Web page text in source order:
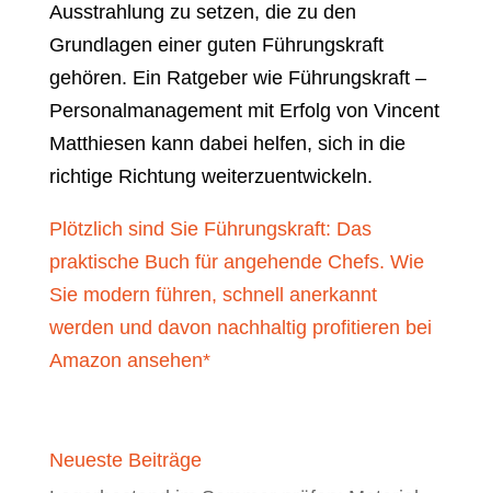
Ausstrahlung zu setzen, die zu den
Grundlagen einer guten Führungskraft
gehören. Ein Ratgeber wie Führungskraft –
Personalmanagement mit Erfolg von Vincent
Matthiesen kann dabei helfen, sich in die
richtige Richtung weiterzuentwickeln.
Plötzlich sind Sie Führungskraft: Das
praktische Buch für angehende Chefs. Wie
Sie modern führen, schnell anerkannt
werden und davon nachhaltig profitieren bei
Amazon ansehen*
Neueste Beiträge